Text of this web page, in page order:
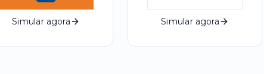
Simular agora Simular agora